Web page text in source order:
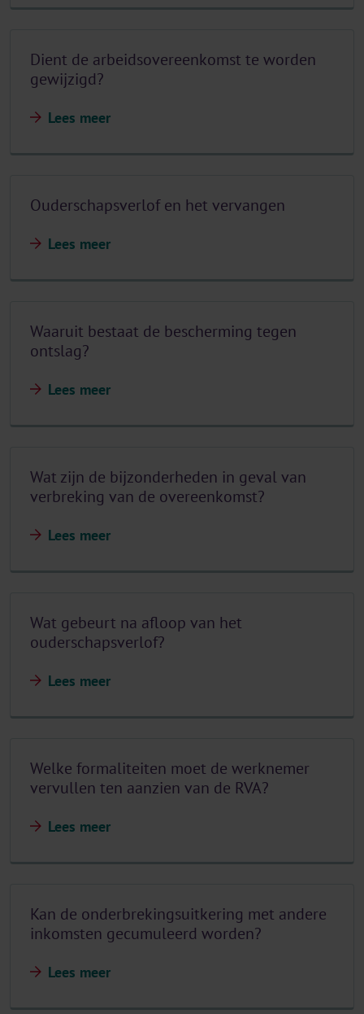
Dient de arbeidsovereenkomst te worden
gewijzigd?
Lees meer
Ouderschapsverlof en het vervangen
Lees meer
Waaruit bestaat de bescherming tegen
ontslag?
Lees meer
Wat zijn de bijzonderheden in geval van
verbreking van de overeenkomst?
Lees meer
Wat gebeurt na afloop van het
ouderschapsverlof?
Lees meer
Welke formaliteiten moet de werknemer
vervullen ten aanzien van de RVA?
Lees meer
Kan de onderbrekingsuitkering met andere
inkomsten gecumuleerd worden?
Lees meer